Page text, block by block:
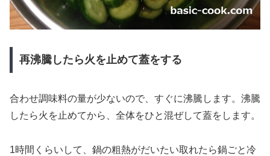
再沸騰したら火を止めて蓋をする
合わせ調味料の量が少ないので、すぐに沸騰します。沸騰
したら火を止めてから、全体をひと混ぜして蓋をします。
1時間くらいして、鍋の粗熱がだいたい取れたら鍋ごと冷